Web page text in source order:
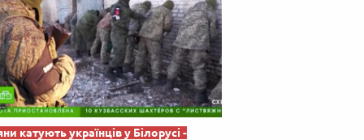
катують українців у Білорусі -